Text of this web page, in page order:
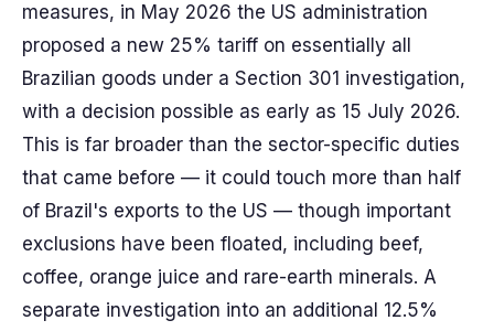
measures, in May 2026 the US administration
proposed a new 25% tariff on essentially all
Brazilian goods under a Section 301 investigation,
with a decision possible as early as 15 July 2026.
This is far broader than the sector-specific duties
that came before — it could touch more than half
of Brazil's exports to the US — though important
exclusions have been floated, including beef,
coffee, orange juice and rare-earth minerals. A
separate investigation into an additional 12.5%